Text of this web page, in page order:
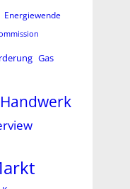
Energiewende
Gas
Handwerk